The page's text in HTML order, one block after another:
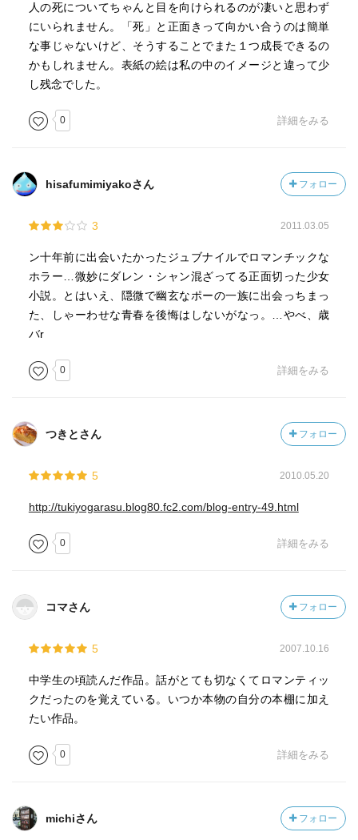
人の死についてちゃんと目を向けられるのが凄いと思わず
にいられません。「死」と正面きって向かい合うのは簡単
な事じゃないけど、そうすることでまた１つ成長できるの
かもしれません。表紙の絵は私の中のイメージと違って少
し残念でした。
0 詳細をみる
hisafumimiyakoさん フォロー
3 2011.03.05
ン十年前に出会いたかったジュブナイルでロマンチックな
ホラー…微妙にダレン・シャン混ざってる正面切った少女
小説。とはいえ、隠微で幽玄なポーの一族に出会っちまっ
た、しゃーわせな青春を後悔はしないがなっ。…やべ、歳
バr
0 詳細をみる
つきとさん フォロー
5 2010.05.20
http://tukiyogarasu.blog80.fc2.com/blog-entry-49.html
0 詳細をみる
コマさん フォロー
5 2007.10.16
中学生の頃読んだ作品。話がとても切なくてロマンティッ
クだったのを覚えている。いつか本物の自分の本棚に加え
たい作品。
0 詳細をみる
michiさん フォロー